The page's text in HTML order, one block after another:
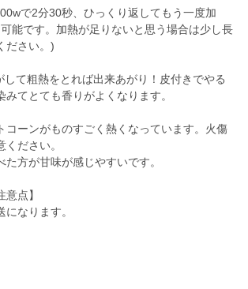
で2分30秒、ひっくり返してもう一度加
能です。加熱が足りないと思う場合は少し長
ださい。)
て粗熱をとれば出来あがり！皮付きでやる
みてとても香りがよくなります。
ーンがものすごく熱くなっています。火傷
ださい。
た方が甘味が感じやすいです。
意点】
になります。